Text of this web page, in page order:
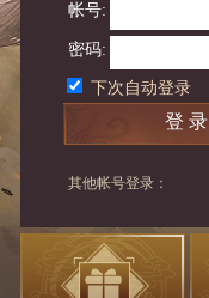
帐号:
密码:
下次自动登录
登 录
其他帐号登录：